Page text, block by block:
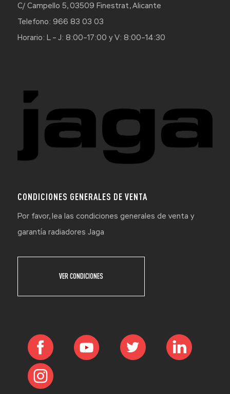
C/ Campello 5, 03509 Finestrat, Alicante
Telefono: 966 83 03 03
Horario: L – J: 8:00–17:00 y V: 8:00–14:30
CONDICIONES GENERALES DE VENTA
Por favor, lea las condiciones generales de venta y
garantía radiadores Jaga
VER CONDICIONES